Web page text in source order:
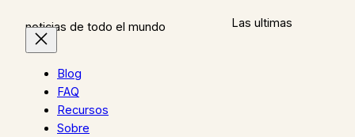
Las ultimas
noticias de todo el mundo
Blog
FAQ
Recursos
Sobre